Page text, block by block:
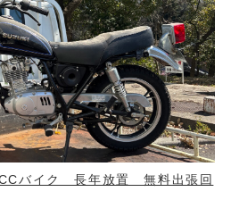
バイク 長年放置 無料出張回